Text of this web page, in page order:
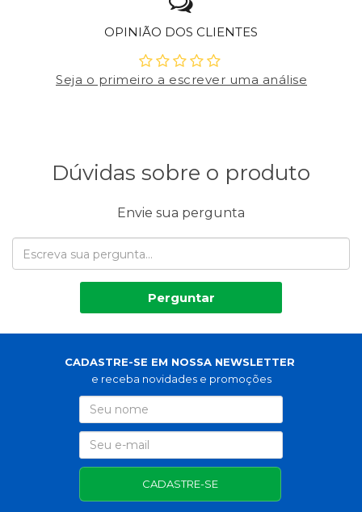
OPINIÃO DOS CLIENTES
Seja o primeiro a escrever uma análise
Dúvidas sobre o produto
Envie sua pergunta
Perguntar
CADASTRE-SE EM NOSSA NEWSLETTER
e receba novidades e promoções
CADASTRE-SE